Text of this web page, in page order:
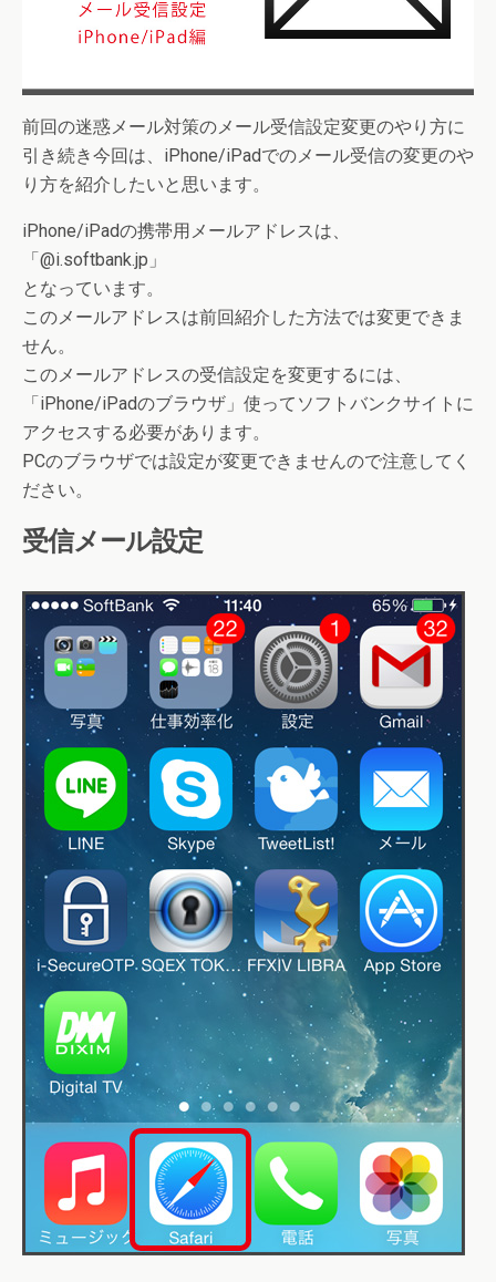
前回の迷惑メール対策のメール受信設定変更のやり方に
引き続き今回は、iPhone/iPadでのメール受信の変更のや
り方を紹介したいと思います。
iPhone/iPadの携帯用メールアドレスは、
「@i.softbank.jp 」
となっています。
このメールアドレスは前回紹介した方法では変更できま
せん。
このメールアドレスの受信設定を変更するには、
「iPhone/iPadのブラウザ 」使ってソフトバンクサイトに
アクセスする必要があります。
PCのブラウザでは設定が変更できませんので注意してく
ださい。
受信メール設定